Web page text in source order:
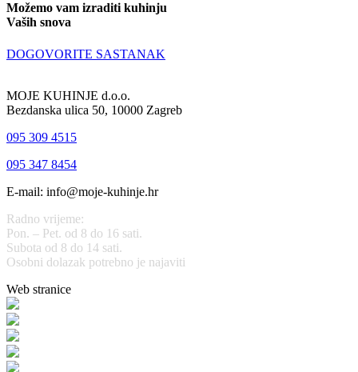
Možemo vam izraditi kuhinju
Vaših snova
DOGOVORITE SASTANAK
MOJE KUHINJE d.o.o.
Bezdanska ulica 50, 10000 Zagreb
095 309 4515
095 347 8454
E-mail: info@moje-kuhinje.hr
Radno vrijeme:
Pon. – Pet. od 8 do 16 sati.
Subota od 8 do 14 sati.
Osobni dolazak potrebno je najaviti
Web stranice